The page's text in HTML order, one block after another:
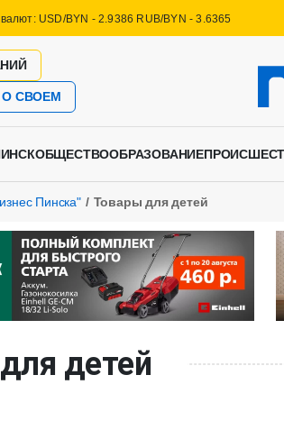
валют: USD/BYN - 2.9386 RUB/BYN - 3.6365
О СВОЕМ
ОБЩЕСТВООБРАЗОВАНИЕ
Пинска" Товары для детей
детей